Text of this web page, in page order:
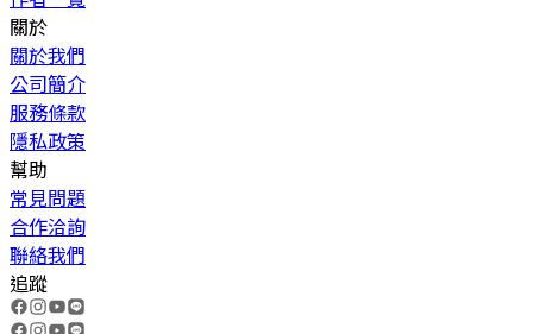
關於
關於我們
公司簡介
服務條款
隱私政策
幫助
常見問題
合作洽詢
聯絡我們
追蹤